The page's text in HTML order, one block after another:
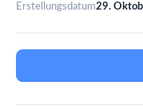
Erstellungsdatum29.